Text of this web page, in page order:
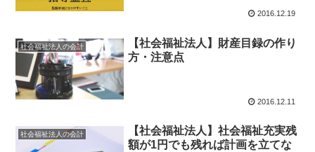
2016.12.19
社会福祉法人の会計
【社会福祉法人】財産目録の作り
方・注意点
2016.12.11
社会福祉法人の会計
【社会福祉法人】社会福祉充実残
額が1円でも残れば計画を立てな